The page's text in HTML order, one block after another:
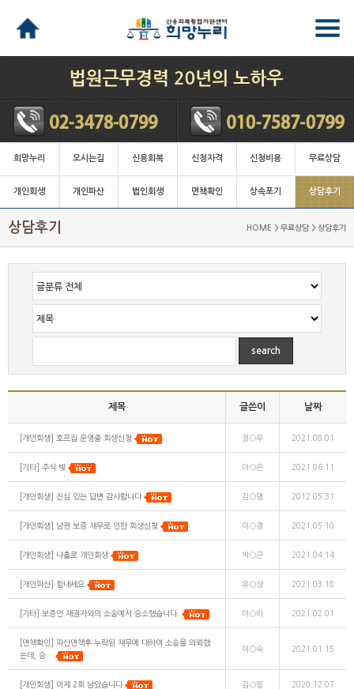
희망누리 오시는길 신용회복 신청자격 신청비용 무료상담
개인회생 개인파산 법인회생 면책확인 상속포기 상담후기
상담후기 HOME > 무료상담 > 상담후기
search
제목 글쓴이 날짜
[개인회생] 호프집 운영중 회생신청 정○우 2021.08.01
[기타] 주식 빚 이○은 2021.06.11
[개인회생] 진심 있는 답변 감사합니다 김○명 2012.05.31
[개인회생] 남편 보증 채무로 인한 회생신청 이○경 2021.05.10
[개인회생] 나홀로 개인회생 박○근 2021.04.14
[개인파산] 힘내세요 유○상 2021.03.18
[기타] 보증인 채권자와의 소송에서 승소했습니다. 이○하 2021.02.01
[면책확인] 파산면책후 누락된 채무에 대하여 소송을 의뢰했
는데, 승…
이○숙 2021.01.15
[개인회생] 이제 2회 남았습니다 김○동 2020.12.07